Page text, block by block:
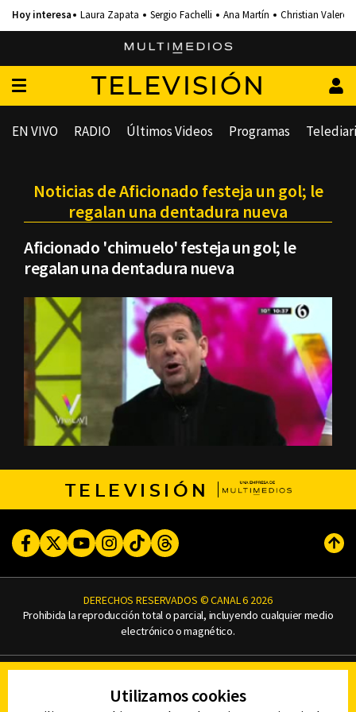
Laura Zapata Sergio Fachelli Ana Martín Christian Valero
TELEVISIÓN
EN VIVO RADIO Últimos Videos Programas
Noticias de Aficionado festeja un gol; le
regalan una dentadura nueva
Aficionado 'chimuelo' festeja un gol; le
regalan una dentadura nueva
TELEVISIÓN
FacebookTwitterYoutubeInstagram
TikTokThreads
DERECHOS RESERVADOS © CANAL 6 2026
Prohibida la reproducción total o parcial, incluyendo cualquier medio
electrónico o magnético.
AVISO DE PRIVACIDAD
Utilizamos cookies